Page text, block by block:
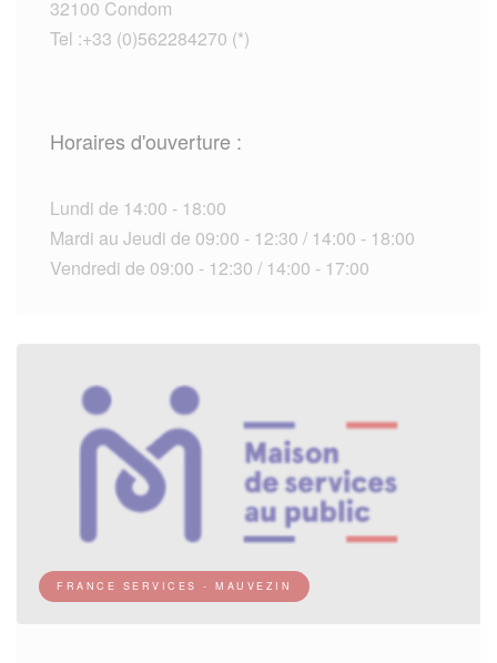
32100 Condom
Tel :+33 (0)562284270 (*)
Horaires d'ouverture :
Lundi de 14:00 - 18:00
Mardi au Jeudi de 09:00 - 12:30 / 14:00 - 18:00
Vendredi de 09:00 - 12:30 / 14:00 - 17:00
FRANCE SERVICES - MAUVEZIN